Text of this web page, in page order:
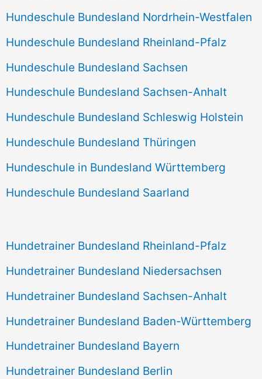
Hundeschule Bundesland Nordrhein-Westfalen
Hundeschule Bundesland Rheinland-Pfalz
Hundeschule Bundesland Sachsen
Hundeschule Bundesland Sachsen-Anhalt
Hundeschule Bundesland Schleswig Holstein
Hundeschule Bundesland Thüringen
Hundeschule in Bundesland Württemberg
Hundeschule Bundesland Saarland
Hundetrainer Bundesland Rheinland-Pfalz
Hundetrainer Bundesland Niedersachsen
Hundetrainer Bundesland Sachsen-Anhalt
Hundetrainer Bundesland Baden-Württemberg
Hundetrainer Bundesland Bayern
Hundetrainer Bundesland Berlin